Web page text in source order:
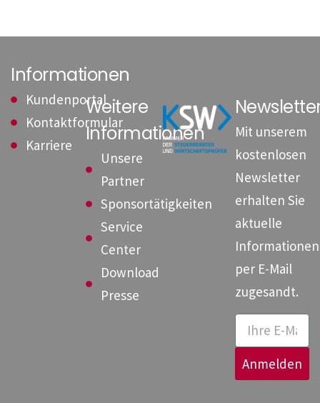
Informationen
Kundenportal
Kontaktformular
Karriere
Weitere
Informationen
Unsere
Partner
Sponsortätigkeiten
Service
Center
Download
Presse
Mit unserem
kostenlosen
Newsletter
erhalten Sie
aktuelle
Informationen
per E-Mail
zugesandt.
Anmelden